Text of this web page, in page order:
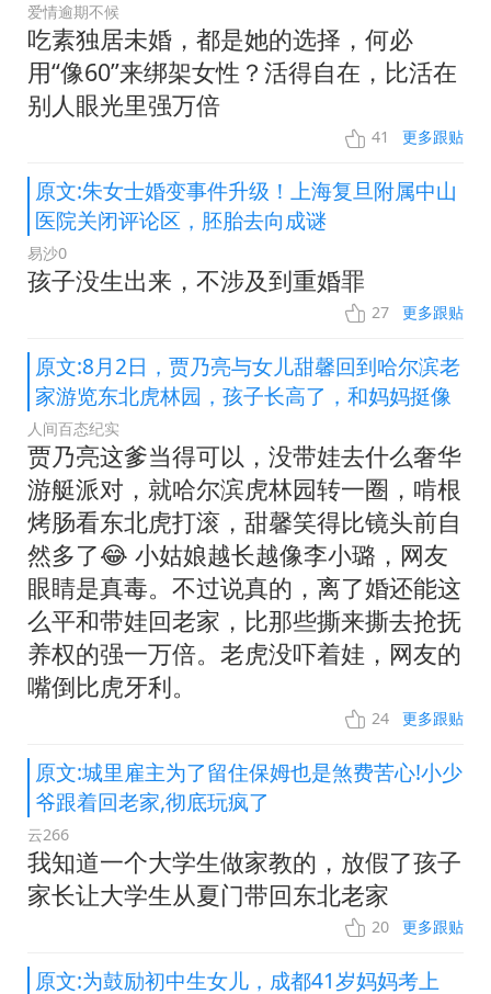
爱情逾期不候
吃素独居未婚，都是她的选择，何必
用“像60”来绑架女性？活得自在，比活在
别人眼光里强万倍
41 更多跟贴
原文:朱女士婚变事件升级！上海复旦附属中山
医院关闭评论区，胚胎去向成谜
易沙0
孩子没生出来，不涉及到重婚罪
27 更多跟贴
原文:8月2日，贾乃亮与女儿甜馨回到哈尔滨老
家游览东北虎林园，孩子长高了，和妈妈挺像
人间百态纪实
贾乃亮这爹当得可以，没带娃去什么奢华
游艇派对，就哈尔滨虎林园转一圈，啃根
烤肠看东北虎打滚，甜馨笑得比镜头前自
然多了😂 小姑娘越长越像李小璐，网友
眼睛是真毒。不过说真的，离了婚还能这
么平和带娃回老家，比那些撕来撕去抢抚
养权的强一万倍。老虎没吓着娃，网友的
嘴倒比虎牙利。
24 更多跟贴
原文:城里雇主为了留住保姆也是煞费苦心!小少
爷跟着回老家,彻底玩疯了
云266
我知道一个大学生做家教的，放假了孩子
家长让大学生从夏门带回东北老家
20 更多跟贴
原文:为鼓励初中生女儿，成都41岁妈妈考上